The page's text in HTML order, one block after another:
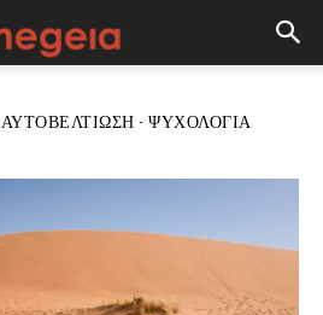
ΑΥΤΟΒΕΛΤΊΩΣΗ - ΨΥΧΟΛΟΓΊΑ